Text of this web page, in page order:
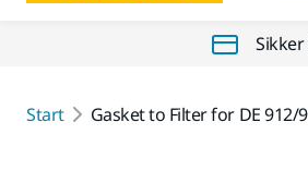
Start Gasket to Filter for DE 912/